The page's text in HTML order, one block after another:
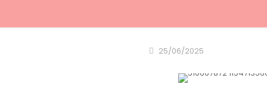
25/06/2025